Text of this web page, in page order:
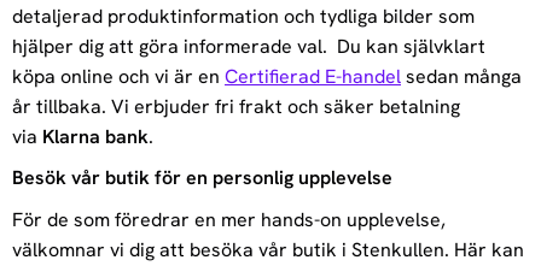
detaljerad produktinformation och tydliga bilder som
hjälper dig att göra informerade val. Du kan självklart
köpa online och vi är en Certifierad E-handelsedan många
år tillbaka. Vi erbjuder fri frakt och säker betalning
via Klarna bank.
Besök vår butik för en personlig upplevelse
För de som föredrar en mer hands-on upplevelse,
välkomnar vi dig att besöka vår butik i Stenkullen. Här kan